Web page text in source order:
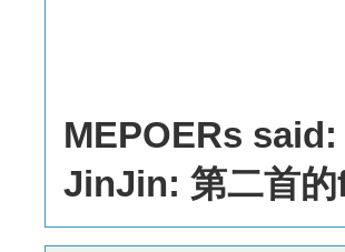
MEPOERs said:
JinJin: 第二首